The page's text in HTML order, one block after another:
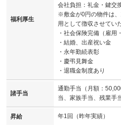
福利厚生
会社負担：礼金・鍵交
※敷金が0円の物件は
用として徴収させてい
・社会保険完備（雇用
・結婚、出産祝い金
・永年勤続表彰
・慶弔見舞金
・退職金制度あり
諸手当
通勤手当（月額：
当、家族手当、残業手
昇給 年1回（昨年実績）